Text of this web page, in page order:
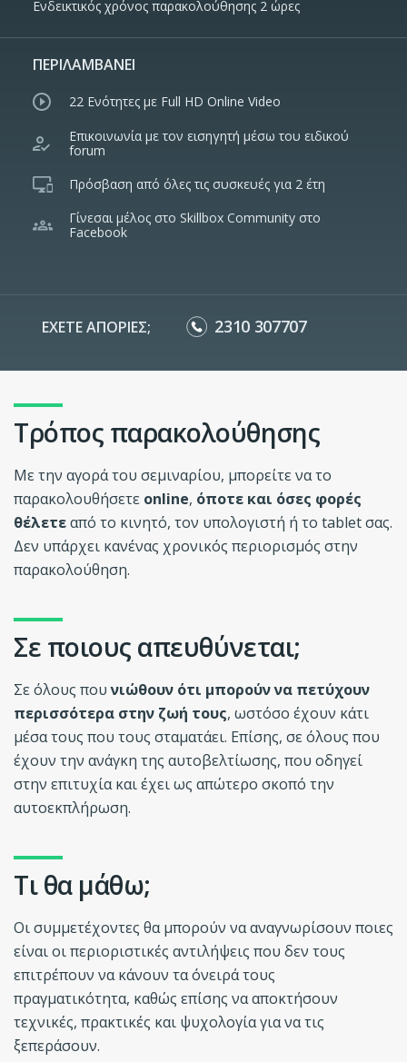
Ενδεικτικός χρόνος παρακολούθησης 2 ώρες
ΠΕΡΙΛΑΜΒΑΝΕΙ
22 Ενότητες με Full HD Online Video
Επικοινωνία με τον εισηγητή μέσω του ειδικού
forum
Πρόσβαση από όλες τις συσκευές για 2 έτη
Γίνεσαι μέλος στο Skillbox Community στο
Facebook
ΕΧΕΤΕ ΑΠΟΡΙΕΣ; 2310 307707
Τρόπος παρακολούθησης
Με την αγορά του σεμιναρίου, μπορείτε να το
παρακολουθήσετε online, όποτε και όσες φορές
θέλετεαπό το κινητό, τον υπολογιστή ή το tablet σας.
Δεν υπάρχει κανένας χρονικός περιορισμός στην
παρακολούθηση.
Σε ποιους απευθύνεται;
Σε όλους πουνιώθουν ότι μπορούν να πετύχουν
περισσότερα στην ζωή τους, ωστόσο έχουν κάτι
μέσα τους που τους σταματάει. Επίσης, σε όλους που
έχουν την ανάγκη της αυτοβελτίωσης, που οδηγεί
στην επιτυχία και έχει ως απώτερο σκοπό την
αυτοεκπλήρωση.
Τι θα μάθω;
Οι συμμετέχοντες θα μπορούν να αναγνωρίσουν ποιες
είναι οι περιοριστικές αντιλήψεις που δεν τους
επιτρέπουν να κάνουν τα όνειρά τους
πραγματικότητα, καθώς επίσης να αποκτήσουν
τεχνικές, πρακτικές και ψυχολογία για να τις
ξεπεράσουν.